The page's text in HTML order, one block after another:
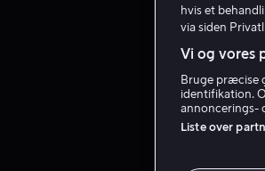
hvis et
via siden
Vi og vores
Bruge præcise
identifikation.
annoncerings-
Liste over